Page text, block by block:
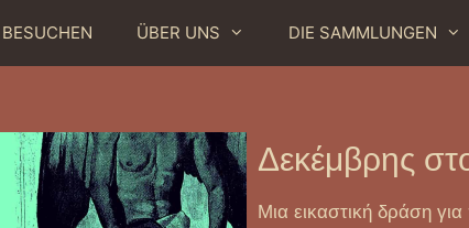
BESUCHEN ÜBER UNS DIE SAMMLUNGEN
Δεκέμβρης
Μια εικαστική δράση για